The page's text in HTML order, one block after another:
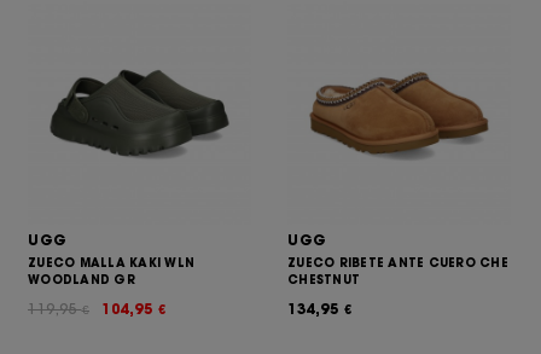
UGG
ZUECO MALLA KAKI WLN
WOODLAND GR
104,95 €
119,95€
UGG
ZUECO RIBETE ANTE CUERO CHE
CHESTNUT
134,95 €